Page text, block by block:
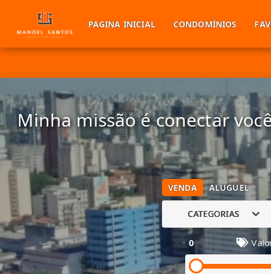
PAGINA INICIAL CONDOMÍNIOS
Minha missão é conectar
VENDA ALUGUEL
CATEGORIAS
0